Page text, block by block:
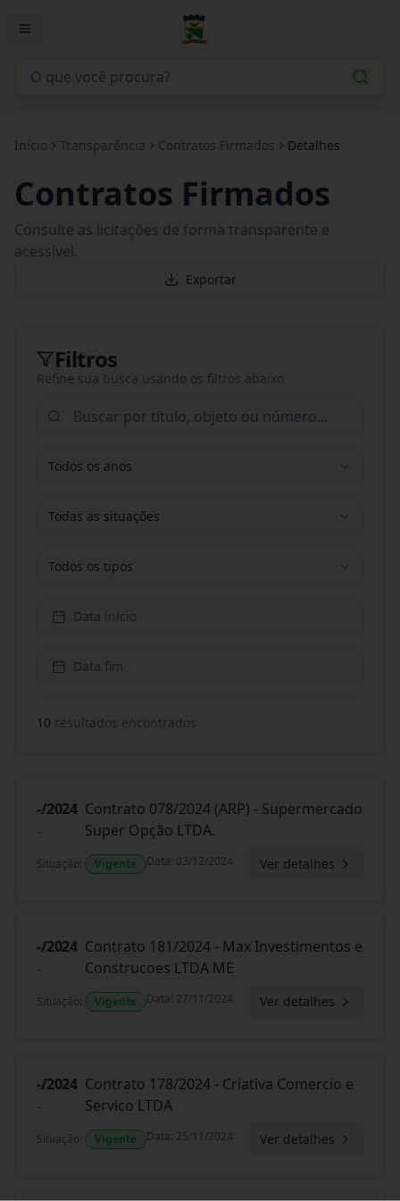
Início Transparência Contratos Firmados Detalhes
Contratos Firmados
Consulte as licitações de forma transparente e
acessível.
Exportar
Filtros
Refine sua busca usando os filtros abaixo
Todos os anos
Todas as situações
Todos os tipos
Data início
Data fim
10 resultados encontrados
-/2024
-
Contrato 078/2024 (ARP) - Supermercado
Super Opção LTDA.
Situação: Vigente Data: 03/12/2024 Ver detalhes
-/2024
-
Contrato 181/2024 - Max Investimentos e
Construcoes LTDA ME
Situação: Vigente Data: 27/11/2024 Ver detalhes
-/2024
-
Contrato 178/2024 - Criativa Comercio e
Servico LTDA
Situação: Vigente Data: 25/11/2024 Ver detalhes